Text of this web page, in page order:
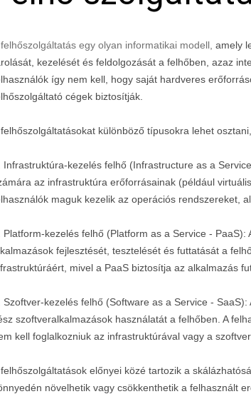
egy olyan informatikai modell, amely
kezelését és feldolgozását a felhőben, azaz
így nem kell, hogy saját hardveres
cégek biztosítják.
különböző típusokra lehet
Infrastruktúra-kezelés felhő (Infrastructure as a
az infrastruktúra erőforrásainak (például
maguk kezelik az operációs rendszereket,
Platform-kezelés felhő (Platform as a Service -
fejlesztését, tesztelését és futtatását a
mivel a PaaS biztosítja az alkalmazás
Szoftver-kezelés felhő (Software as a Service -
szoftveralkalmazások használatát a felhőben. A
kell foglalkozniuk az infrastruktúrával vagy a
előnyei közé tartozik a
növelhetik vagy csökkenthetik a felhasznált